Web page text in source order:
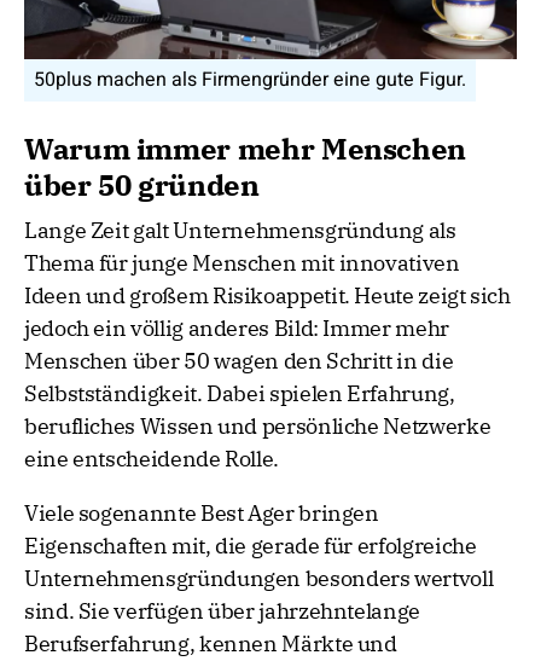
50plus machen als Firmengründer eine gute Figur.
Warum immer mehr Menschen
über 50 gründen
Lange Zeit galt Unternehmensgründung als
Thema für junge Menschen mit innovativen
Ideen und großem Risikoappetit. Heute zeigt sich
jedoch ein völlig anderes Bild: Immer mehr
Menschen über 50 wagen den Schritt in die
Selbstständigkeit. Dabei spielen Erfahrung,
berufliches Wissen und persönliche Netzwerke
eine entscheidende Rolle.
Viele sogenannte Best Ager bringen
Eigenschaften mit, die gerade für erfolgreiche
Unternehmensgründungen besonders wertvoll
sind. Sie verfügen über jahrzehntelange
Berufserfahrung, kennen Märkte und